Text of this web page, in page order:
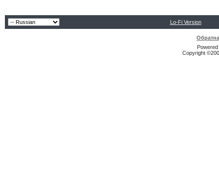
Lo-Fi Version
Copyright